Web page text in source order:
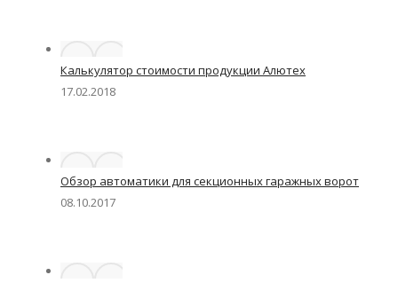
Калькулятор стоимости продукции Алютех
17.02.2018
Обзор автоматики для секционных гаражных ворот
08.10.2017